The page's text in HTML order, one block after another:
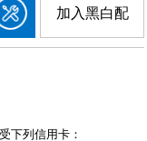
加入黑白配
下列信用卡：